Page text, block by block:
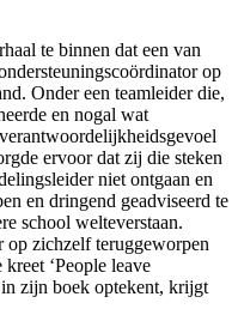
te binnen dat een van
op
Onder een teamleider die,
en nogal wat
ervoor dat zij die steken
niet ontgaan en
en dringend geadviseerd te
school welteverstaan.
zichzelf teruggeworpen
‘People leave
in zijn boek optekent, krijgt